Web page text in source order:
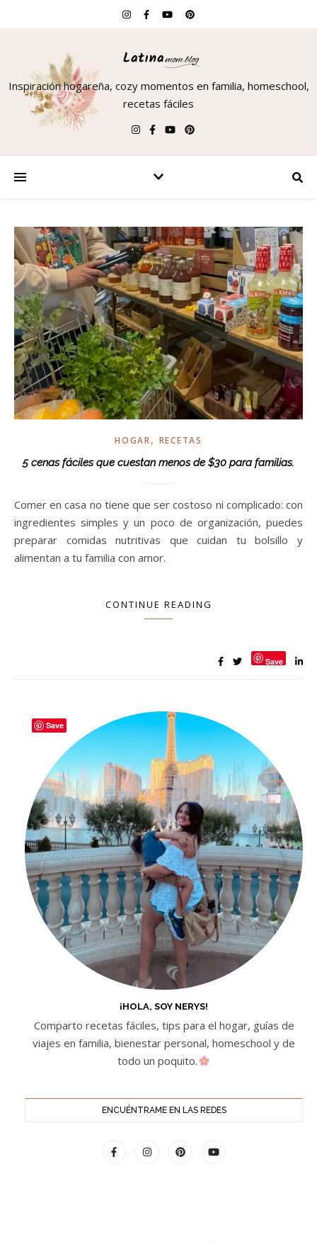
Inspiración hogareña, cozy momentos en familia, homeschool,
recetas fáciles
HOGAR, RECETAS
5 cenas fáciles que cuestan menos de $30 para familias.
Comer en casa no tiene que ser costoso ni complicado: con
ingredientes simples y un poco de organización, puedes
preparar comidas nutritivas que cuidan tu bolsillo y
alimentan a tu familia con amor.
CONTINUE READING
Save
¡HOLA, SOY NERYS!
Comparto recetas fáciles, tips para el hogar, guías de
viajes en familia, bienestar personal, homeschool y de
todo un poquito.
ENCUÉNTRAME EN LAS REDES
Save